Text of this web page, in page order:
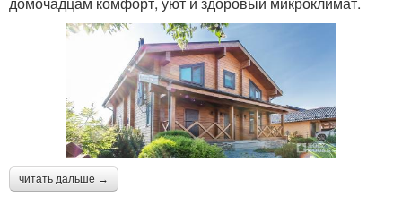
читать дальше →